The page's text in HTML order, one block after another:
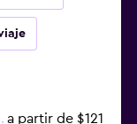
a partir de $121